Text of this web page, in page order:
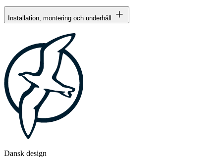
Installation, montering och underhåll
Dansk design